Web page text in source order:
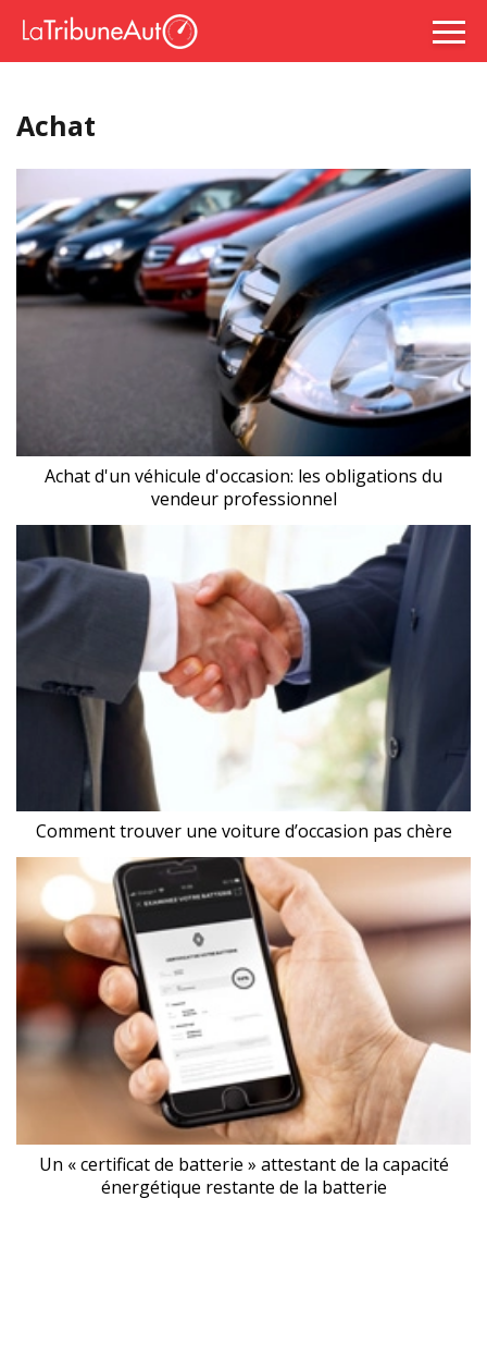
Achat
Achat d'un véhicule d'occasion: les obligations du
vendeur professionnel
Comment trouver une voiture d’occasion pas chère
Un « certificat de batterie » attestant de la capacité
énergétique restante de la batterie